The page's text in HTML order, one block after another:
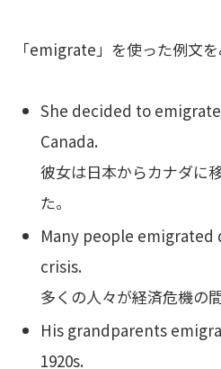
「emigrate」を使った例文を
She decided to
Canada.
彼女は日本からカナダに
た。
Many people
crisis.
多くの人々が経済危機の
His grandparents
1920s.